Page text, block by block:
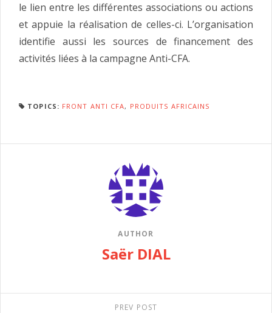
le lien entre les différentes associations ou actions
et appuie la réalisation de celles-ci. L’organisation
identifie aussi les sources de financement des
activités liées à la campagne Anti-CFA.
TOPICS: FRONT ANTI CFA, PRODUITS AFRICAINS
AUTHOR
Saër DIAL
PREV POST